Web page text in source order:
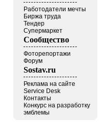
Работодатели мечты
Биржа труда
Тендер
Супермаркет
Сообщество
Фоторепортажи
Форум
Sostav.ru
Реклама на сайте
Service Desk
Контакты
Конкурс на разработку
эмблемы